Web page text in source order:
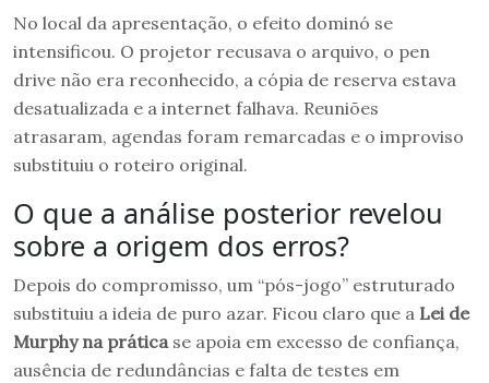
No local da apresentação, o efeito dominó se
intensificou. O projetor recusava o arquivo, o pen
drive não era reconhecido, a cópia de reserva estava
desatualizada e a internet falhava. Reuniões
atrasaram, agendas foram remarcadas e o improviso
substituiu o roteiro original.
O que a análise posterior revelou
sobre a origem dos erros?
Depois do compromisso, um “pós-jogo” estruturado
substituiu a ideia de puro azar. Ficou claro que a Lei de
Murphy na práticase apoia em excesso de confiança,
ausência de redundâncias e falta de testes em